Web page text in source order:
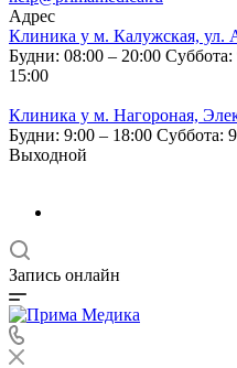
Адрес
Клиника у м. Калужская, ул.
Будни: 08:00 – 20:00 Суббота:
15:00
Клиника у м. Нагороная,
Будни: 9:00 – 18:00 Суббота:
Выходной
Запись онлайн